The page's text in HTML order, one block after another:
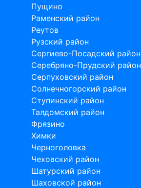
Пущино
Раменский район
Реутов
Рузский район
Сергиево-Посадский район
Серебряно-Прудский район
Серпуховский район
Солнечногорский район
Ступинский район
Талдомский район
Фрязино
Химки
Черноголовка
Чеховский район
Шатурский район
Шаховской район